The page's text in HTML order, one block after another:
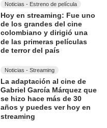
Noticias - Estreno de película
Hoy en streaming: Fue uno
de los grandes del cine
colombiano y dirigió una
de las primeras películas
de terror del país
Noticias - Streaming
La adaptación al cine de
Gabriel García Márquez que
se hizo hace más de 30
años y puedes ver hoy en
streaming